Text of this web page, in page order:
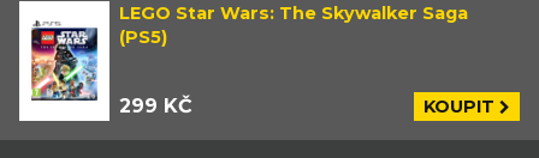
LEGO Star Wars: The Skywalker Saga
(PS5)
299 KČ KOUPIT